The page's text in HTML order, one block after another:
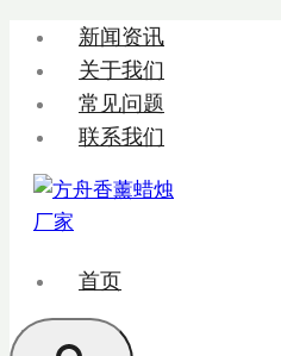
新闻资讯
关于我们
常见问题
联系我们
首页